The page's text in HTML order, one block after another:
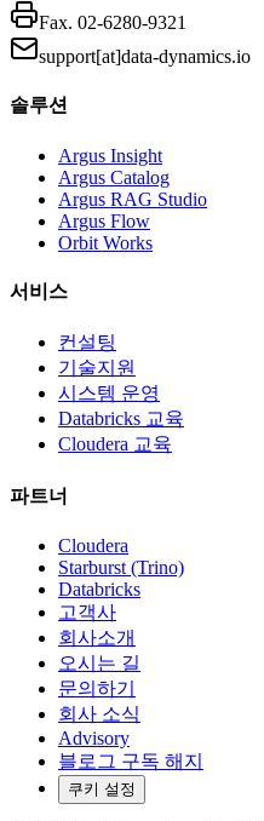
Fax. 02-6280-9321
support[at]data-dynamics.io
솔루션
Argus Insight
Argus Catalog
Argus RAG Studio
Argus Flow
Orbit Works
서비스
컨설팅
기술지원
시스템 운영
Databricks 교육
Cloudera 교육
파트너
Cloudera
Starburst (Trino)
Databricks
고객사
회사소개
오시는 길
문의하기
회사 소식
Advisory
블로그 구독 해지
쿠키 설정